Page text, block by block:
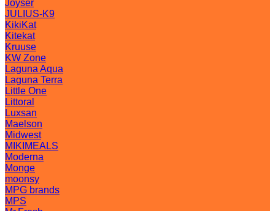
Joyser
JULIUS-K9
KikiKat
Kitekat
Kruuse
KW Zone
Laguna Aqua
Laguna Terra
Little One
Littoral
Luxsan
Maelson
Midwest
MIKIMEALS
Moderna
Monge
moonsy
MPG brands
MPS